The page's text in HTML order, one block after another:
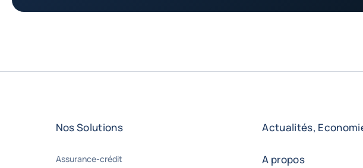
Nos Solutions
Assurance-crédit
Actualités,
A propos